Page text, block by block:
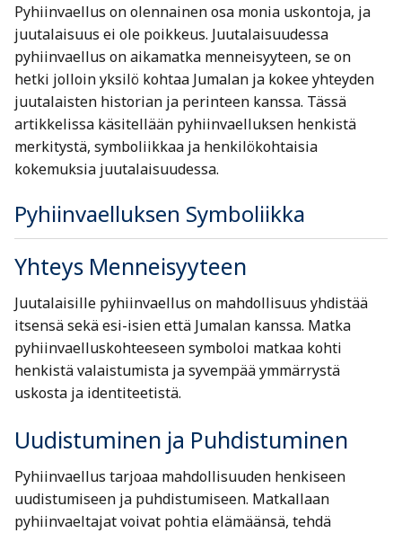
Pyhiinvaellus on olennainen osa monia uskontoja, ja
juutalaisuus ei ole poikkeus. Juutalaisuudessa
pyhiinvaellus on aikamatka menneisyyteen, se on
hetki jolloin yksilö kohtaa Jumalan ja kokee yhteyden
juutalaisten historian ja perinteen kanssa. Tässä
artikkelissa käsitellään pyhiinvaelluksen henkistä
merkitystä, symboliikkaa ja henkilökohtaisia
kokemuksia juutalaisuudessa.
Pyhiinvaelluksen Symboliikka
Yhteys Menneisyyteen
Juutalaisille pyhiinvaellus on mahdollisuus yhdistää
itsensä sekä esi-isien että Jumalan kanssa. Matka
pyhiinvaelluskohteeseen symboloi matkaa kohti
henkistä valaistumista ja syvempää ymmärrystä
uskosta ja identiteetistä.
Uudistuminen ja Puhdistuminen
Pyhiinvaellus tarjoaa mahdollisuuden henkiseen
uudistumiseen ja puhdistumiseen. Matkallaan
pyhiinvaeltajat voivat pohtia elämäänsä, tehdä